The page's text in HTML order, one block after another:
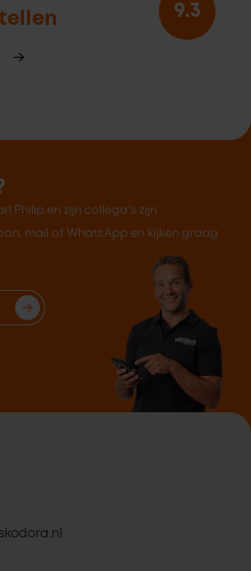
9.3
Philip en zijn collega's zijn
mail of WhatsApp en kijken graag